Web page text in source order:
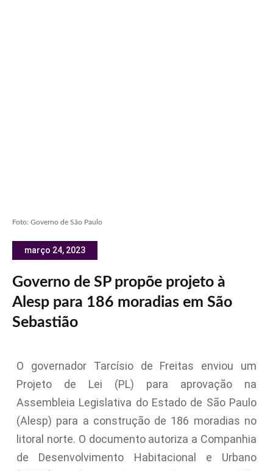
Foto: Governo de São Paulo
março 24, 2023
Governo de SP propõe projeto à
Alesp para 186 moradias em São
Sebastião
O governador Tarcísio de Freitas enviou um
Projeto de Lei (PL) para aprovação na
Assembleia Legislativa do Estado de São Paulo
(Alesp) para a construção de 186 moradias no
litoral norte. O documento autoriza a Companhia
de Desenvolvimento Habitacional e Urbano